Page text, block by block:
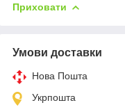
Приховати
Умови доставки
Нова Пошта
Укрпошта